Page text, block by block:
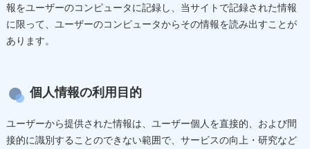
報をユーザーのコンピュータに記録し、当サイトで記録された情報
に限って、ユーザーのコンピュータからその情報を読み出すことが
あります。
個人情報の利用目的
ユーザーから提供された情報は、ユーザー個人を直接的、および間
接的に識別することのできない範囲で、サービスの向上・研究など